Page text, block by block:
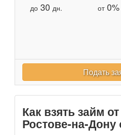
до 30 дн. от0%
Подать
Как взять займ
Ростове-на-Дону